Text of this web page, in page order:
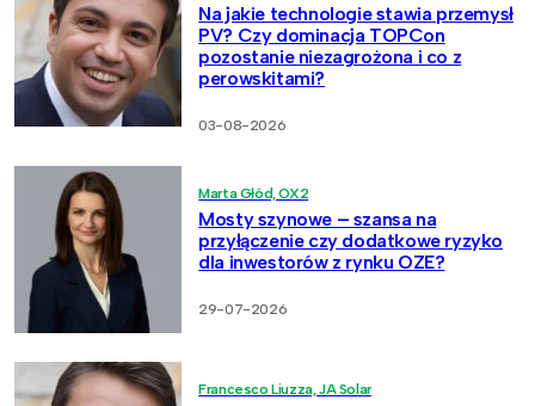
Na jakie technologie stawia przemysł
PV? Czy dominacja TOPCon
pozostanie niezagrożona i co z
perowskitami?
03-08-2026
Marta Głód, OX2
Mosty szynowe – szansa na
przyłączenie czy dodatkowe ryzyko
dla inwestorów z rynku OZE?
29-07-2026
Francesco Liuzza, JA Solar